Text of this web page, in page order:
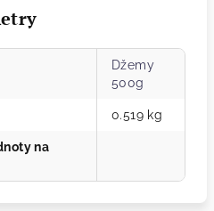
Džemy
500g
0.519 kg
na